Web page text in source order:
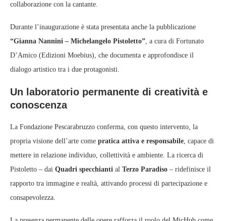
collaborazione con la cantante.
Durante l’inaugurazione è stata presentata anche la pubblicazione
“Gianna Nannini – Michelangelo Pistoletto”, a cura di Fortunato
D’Amico (Edizioni Moebius), che documenta e approfondisce il
dialogo artistico tra i due protagonisti.
Un laboratorio permanente di creatività e
conoscenza
La Fondazione Pescarabruzzo conferma, con questo intervento, la
propria visione dell’arte come pratica attiva e responsabile, capace di
mettere in relazione individuo, collettività e ambiente. La ricerca di
Pistoletto – dai Quadri specchianti al Terzo Paradiso – ridefinisce il
rapporto tra immagine e realtà, attivando processi di partecipazione e
consapevolezza.